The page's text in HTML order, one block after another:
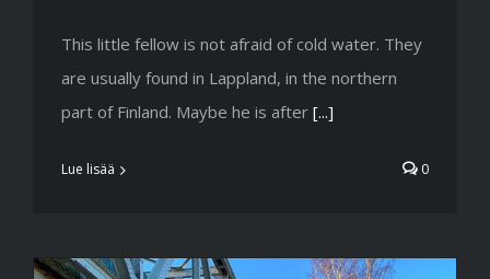
This little fellow is not afraid of cold water. They
are usually found in Lappland, in the northern
part of Finland. Maybe he is after [...]
Lue lisää 0